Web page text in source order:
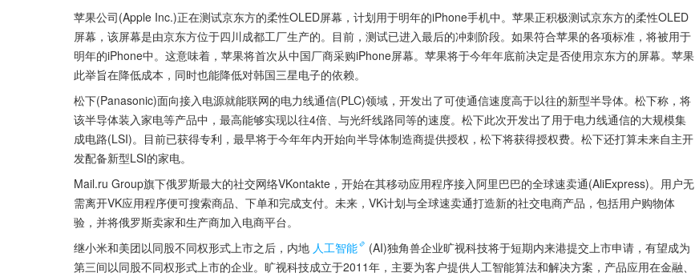
苹果公司(Apple Inc.)正在测试京东方的柔性OLED屏幕，计划用于明年的iPhone手机中。苹果正积极测试京东方的柔性OLED
屏幕，该屏幕是由京东方位于四川成都工厂生产的。目前，测试已进入最后的冲刺阶段。如果符合苹果的各项标准，将被用于
明年的iPhone中。这意味着，苹果将首次从中国厂商采购iPhone屏幕。苹果将于今年年底前决定是否使用京东方的屏幕。苹果
此举旨在降低成本，同时也能降低对韩国三星电子的依赖。
松下(Panasonic)面向接入电源就能联网的电力线通信(PLC)领域，开发出了可使通信速度高于以往的新型半导体。松下称，将
该半导体装入家电等产品中，最高能够实现以往4倍、与光纤线路同等的速度。松下此次开发出了用于电力线通信的大规模集
成电路(LSI)。目前已获得专利，最早将于今年年内开始向半导体制造商提供授权，松下将获得授权费。松下还打算未来自主开
发配备新型LSI的家电。
Mail.ru Group旗下俄罗斯最大的社交网络VKontakte，开始在其移动应用程序接入阿里巴巴的全球速卖通(AliExpress)。用户无
需离开VK应用程序便可搜索商品、下单和完成支付。未来，VK计划与全球速卖通打造新的社交电商产品，包括用户购物体
验，并将俄罗斯卖家和生产商加入电商平台。
继小米和美团以同股不同权形式上市之后，内地 人工智能
(AI)独角兽企业旷视科技将于短期内来港提交上市申请，有望成为
第三间以同股不同权形式上市的企业。旷视科技成立于2011年，主要为客户提供人工智能算法和解决方案，产品应用在金融、